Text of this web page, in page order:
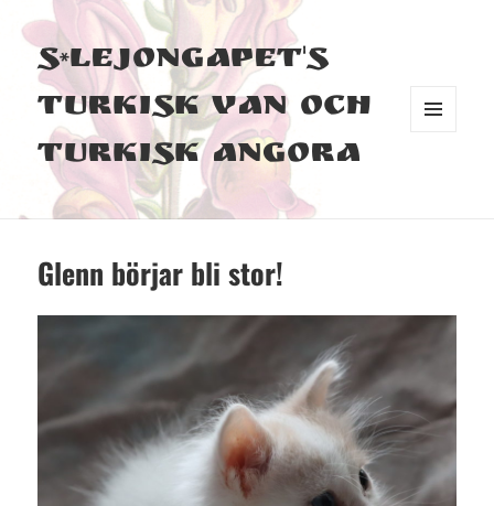
S*Lejongapet's
Turkisk Van och
Turkisk Angora
Glenn börjar bli stor!